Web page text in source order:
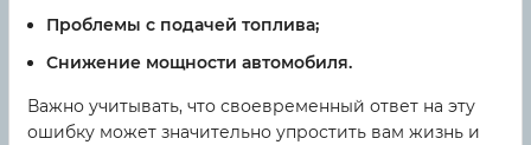
Проблемы с подачей топлива;
Снижение мощности автомобиля.
Важно учитывать, что своевременный ответ на эту
ошибку может значительно упростить вам жизнь и